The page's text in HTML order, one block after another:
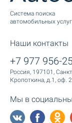
Cистема поиска
автомобильных
Наши контакты
+7 977 956-
Россия, 197101,
Кропоткина, д.1, оф.
Мы в